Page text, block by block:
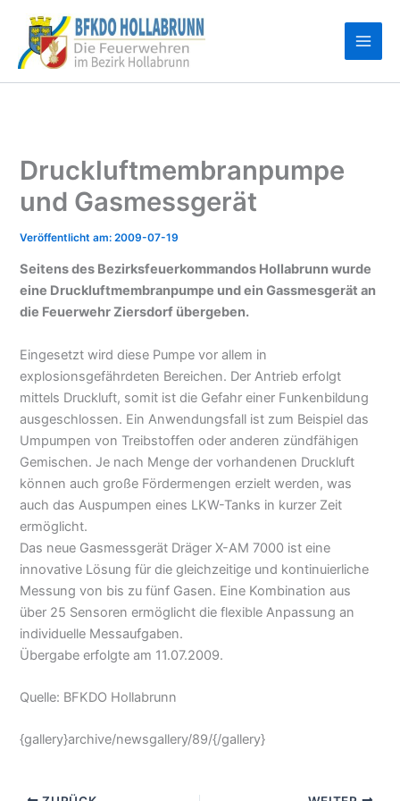
Inhalt
springen
Druckluftmembranpumpe
und Gasmessgerät
2009-07-19
Seitens des Bezirksfeuerkommandos Hollabrunn wurde
eine Druckluftmembranpumpe und ein Gassmesgerät an
die Feuerwehr Ziersdorf übergeben.
Eingesetzt wird diese Pumpe vor allem in
explosionsgefährdeten Bereichen. Der Antrieb erfolgt
mittels Druckluft, somit ist die Gefahr einer Funkenbildung
ausgeschlossen. Ein Anwendungsfall ist zum Beispiel das
Umpumpen von Treibstoffen oder anderen zündfähigen
Gemischen. Je nach Menge der vorhandenen Druckluft
können auch große Fördermengen erzielt werden, was
auch das Auspumpen eines LKW-Tanks in kurzer Zeit
ermöglicht.
Das neue Gasmessgerät Dräger X-AM 7000 ist eine
innovative Lösung für die gleichzeitige und kontinuierliche
Messung von bis zu fünf Gasen. Eine Kombination aus
über 25 Sensoren ermöglicht die flexible Anpassung an
individuelle Messaufgaben.
Übergabe erfolgte am 11.07.2009.
Quelle: BFKDO Hollabrunn
{gallery}archive/newsgallery/89/{/gallery}